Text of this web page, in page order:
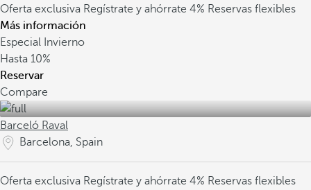
Oferta exclusiva Regístrate y ahórrate 4% Reservas flexibles
Más información
Especial Invierno
Hasta 10%
Reservar
Compare
Barceló Raval
Barcelona, Spain
Oferta exclusiva Regístrate y ahórrate 4% Reservas flexibles